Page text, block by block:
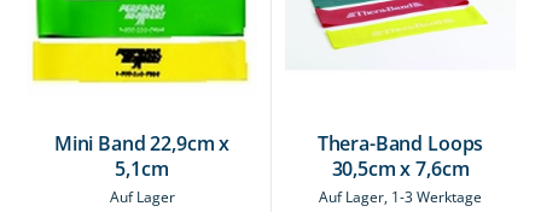
Mini Band 22,9cm x
5,1cm
Auf Lager
Thera-Band Loops
30,5cm x 7,6cm
Auf Lager, 1-3 Werktage